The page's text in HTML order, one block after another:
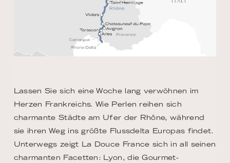
Lassen Sie sich eine Woche lang verwöhnen im
Herzen Frankreichs. Wie Perlen reihen sich
charmante Städte am Ufer der Rhône, während
sie ihren Weg ins größte Flussdelta Europas findet.
Unterwegs zeigt La Douce France sich in all seinen
charmanten Facetten: Lyon, die Gourmet-